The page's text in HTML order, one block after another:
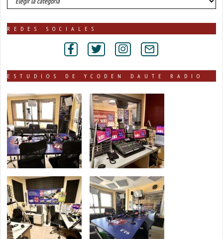
de
publicadas
REDES SOCIALES
ESTUDIOS DE YCODEN DAUTE RADIO